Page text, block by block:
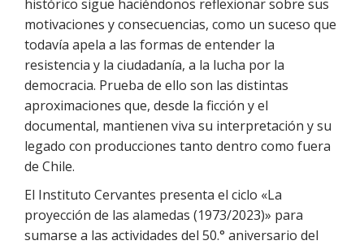
histórico sigue haciéndonos reflexionar sobre sus
motivaciones y consecuencias, como un suceso que
todavía apela a las formas de entender la
resistencia y la ciudadanía, a la lucha por la
democracia. Prueba de ello son las distintas
aproximaciones que, desde la ficción y el
documental, mantienen viva su interpretación y su
legado con producciones tanto dentro como fuera
de Chile.
El Instituto Cervantes presenta el ciclo «La
proyección de las alamedas (1973/2023)» para
sumarse a las actividades del 50.° aniversario del